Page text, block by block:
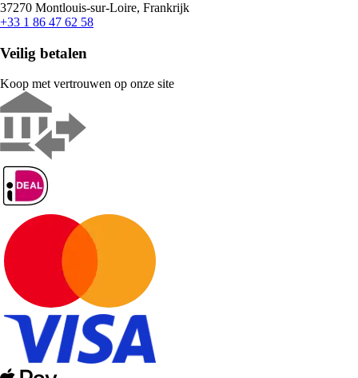
37270 Montlouis-sur-Loire, Frankrijk
+33 1 86 47 62 58
Veilig betalen
Koop met vertrouwen op onze site